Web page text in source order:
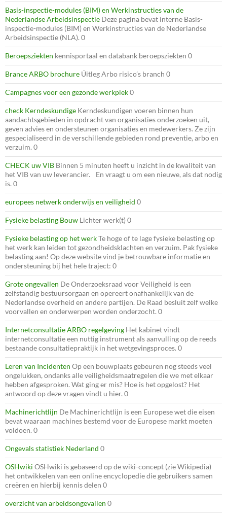
Basis-inspectie-modules (BIM) en Werkinstructies van de
Nederlandse Arbeidsinspectie Deze pagina bevat interne Basis-
inspectie-modules (BIM) en Werkinstructies van de Nederlandse
Arbeidsinspectie (NLA). 0
Beroepsziekten kennisportaal en databank beroepsziekten 0
Brance ARBO brochure Úitleg Arbo risico’s branch 0
Campagnes voor een gezonde werkplek0
check Kerndeskundige Kerndeskundigen voeren binnen hun
aandachtsgebieden in opdracht van organisaties onderzoeken uit,
geven advies en ondersteunen organisaties en medewerkers. Ze zijn
gespecialiseerd in de verschillende gebieden rond preventie, arbo en
verzuim. 0
CHECK uw VIB Binnen 5 minuten heeft u inzicht in de kwaliteit van
het VIB van uw leverancier. En vraagt u om een nieuwe, als dat nodig
is. 0
europees netwerk onderwijs en veiligheid 0
Fysieke belasting Bouw Lichter werk(t) 0
Fysieke belasting op het werkTe hoge of te lage fysieke belasting op
het werk kan leiden tot gezondheidsklachten en verzuim. Pak fysieke
belasting aan! Op deze website vind je betrouwbare informatie en
ondersteuning bij het hele traject: 0
Grote ongevallen De Onderzoeksraad voor Veiligheid is een
zelfstandig bestuursorgaan en opereert onafhankelijk van de
Nederlandse overheid en andere partijen. De Raad besluit zelf welke
voorvallen en onderwerpen worden onderzocht. 0
Internetconsultatie ARBO regelgeving Het kabinet vindt
internetconsultatie een nuttig instrument als aanvulling op de reeds
bestaande consultatiepraktijk in het wetgevingsproces. 0
Leren van Incidenten Op een bouwplaats gebeuren nog steeds veel
ongelukken, ondanks alle veiligheidsmaatregelen die we met elkaar
hebben afgesproken. Wat ging er mis? Hoe is het opgelost? Het
antwoord op deze vragen vindt u hier. 0
Machinerichtlijn De Machinerichtlijn is een Europese wet die eisen
bevat waaraan machines bestemd voor de Europese markt moeten
voldoen. 0
Ongevals statistiek Nederland 0
OSHwiki OSHwiki is gebaseerd op de wiki-concept (zie Wikipedia)
het ontwikkelen van een online encyclopedie die gebruikers samen
creëren en hierbij kennis delen 0
overzicht van arbeidsongevallen 0